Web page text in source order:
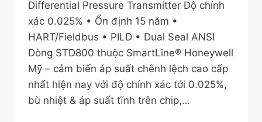
Differential Pressure Transmitter Độ chính
xác 0.025% • Ổn định 15 năm •
HART/Fieldbus • PILD • Dual Seal ANSI
Dòng STD800 thuộc SmartLine® Honeywell
Mỹ – cảm biến áp suất chênh lệch cao cấp
nhất hiện nay với độ chính xác tới 0.025%,
bù nhiệt & áp suất tĩnh trên chip,…